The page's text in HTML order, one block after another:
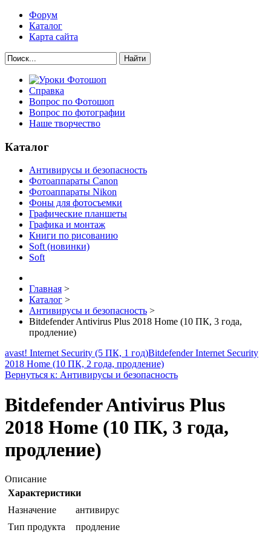
Форум
Каталог
Карта сайта
Найти
Справка
Вопрос по Фотошоп
Вопрос по фотографии
Наше творчество
Каталог
Антивирусы и безопасность
Фотоаппараты Canon
Фотоаппараты Nikon
Фоны для фотосъемки
Графические планшеты
Графика и монтаж
Книги по рисованию
Soft (новинки)
Soft
Главная >
Каталог >
Антивирусы и безопасность >
Bitdefender Antivirus Plus 2018 Home (10 ПК, 3 года,
продление)
avast! Internet Security (5 ПК, 1 год)Bitdefender Internet Security
2018 Home (10 ПК, 2 года, продление)
Вернуться к: Антивирусы и безопасность
Bitdefender Antivirus Plus
2018 Home (10 ПК, 3 года,
продление)
Описание
Характеристики
Назначение
антивирус
Тип продукта
продление